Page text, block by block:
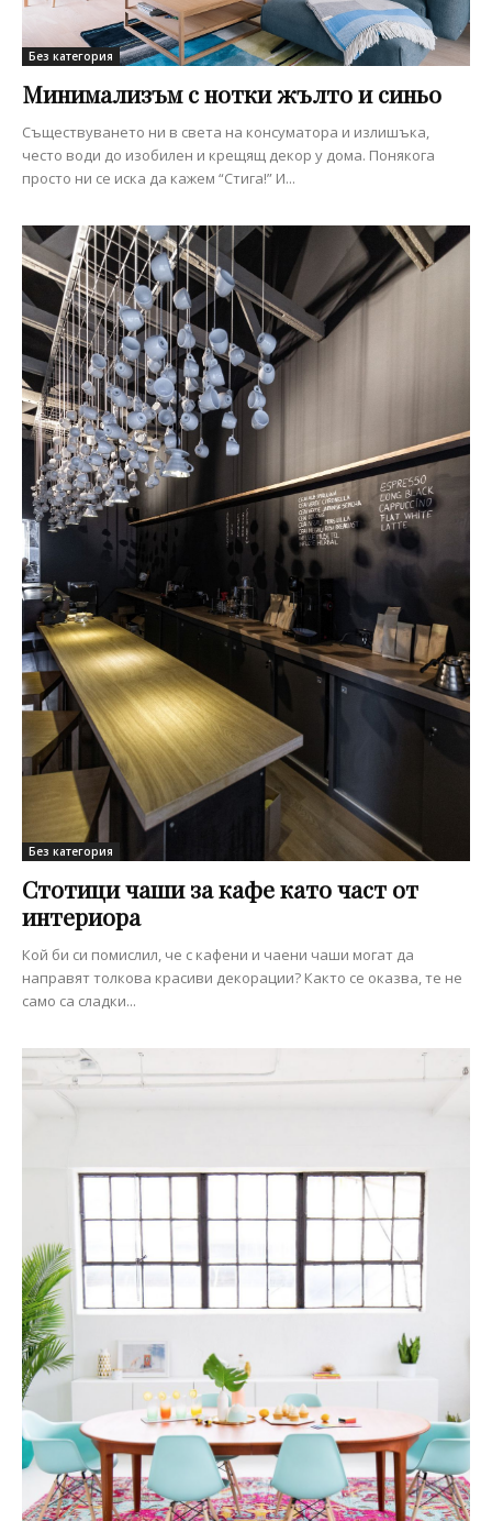
Без категория
Минимализъм с нотки жълто и синьо
Съществуването ни в света на консуматора и излишъка,
често води до изобилен и крещящ декор у дома. Понякога
просто ни се иска да кажем “Стига!” И...
Без категория
Стотици чаши за кафе като част от
интериора
Кой би си помислил, че с кафени и чаени чаши могат да
направят толкова красиви декорации? Както се оказва, те не
само са сладки...